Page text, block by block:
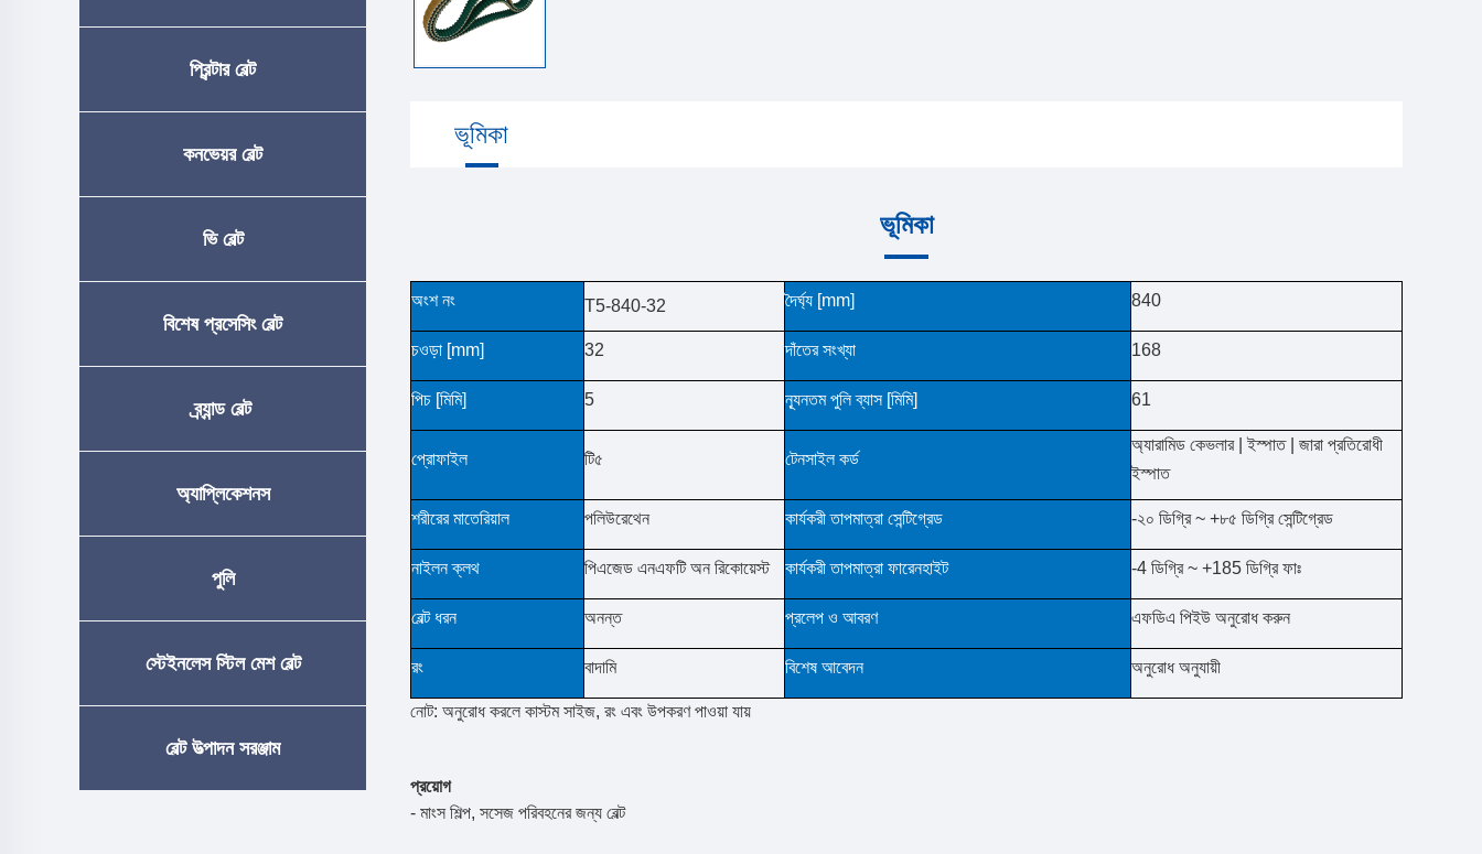
প্রিন্টার বেল্ট
কনভেয়র বেল্ট
ভি বেল্ট
বিশেষ প্রসেসিং বেল্ট
ব্র্যান্ড বেল্ট
অ্যাপ্লিকেশনস
পুলি
স্টেইনলেস স্টিল মেশ বেল্ট
বেল্ট উত্পাদন সরঞ্জাম
ভূমিকা
ভূমিকা
অংশ নং T5-840-32 দৈর্ঘ্য [mm] 840
চওড়া [mm] 32 দাঁতের সংখ্যা 168
পিচ [মিমি] 5 ন্যূনতম পুলি ব্যাস [মিমি] 61
প্রোফাইল টি৫ টেনসাইল কর্ড
অ্যারামিড কেভলার | ইস্পাত | জারা প্রতিরোধী
ইস্পাত
শরীরের মাতেরিয়াল পলিউরেথেন কার্যকরী তাপমাত্রা সেন্টিগ্রেড -২০ ডিগ্রি ~ +৮৫ ডিগ্রি সেন্টিগ্রেড
নাইলন ক্লথ পিএজেড এনএফটি অন রিকোয়েস্ট কার্যকরী তাপমাত্রা ফারেনহাইট -4 ডিগ্রি ~ +185 ডিগ্রি ফাঃ
বেল্ট ধরন অনন্ত প্রলেপ ও আবরণ এফডিএ পিইউ অনুরোধ করুন
রং বাদামি বিশেষ আবেদন অনুরোধ অনুযায়ী
নোট: অনুরোধ করলে কাস্টম সাইজ, রং এবং উপকরণ পাওয়া যায়
প্রয়োগ
- মাংস শিল্প, সসেজ পরিবহনের জন্য বেল্ট